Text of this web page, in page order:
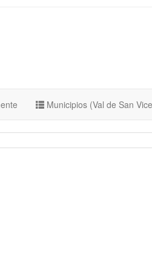
Municipios (Val de San